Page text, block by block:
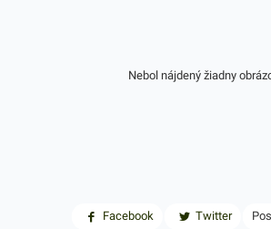
Nebol nájdený žiadny
Facebook Twitter